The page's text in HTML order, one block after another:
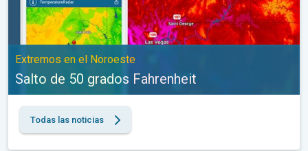
Extremos en el Noroeste
Salto de 50 grados Fahrenheit
Todas las noticias